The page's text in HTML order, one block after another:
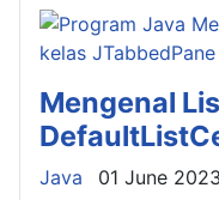
Mengenal
Details
Java 01 June 2023